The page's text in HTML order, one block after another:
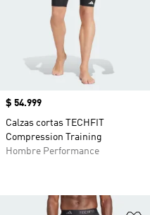
Precio
$ 54.999
Calzas cortas TECHFIT
Compression Training
Hombre Performance